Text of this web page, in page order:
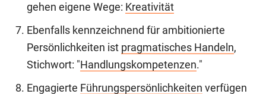
gehen eigene Wege: Kreativität
Ebenfalls kennzeichnend für ambitionierte
Persönlichkeiten ist pragmatisches Handeln,
Stichwort: "Handlungskompetenzen."
Engagierte Führungspersönlichkeiten verfügen